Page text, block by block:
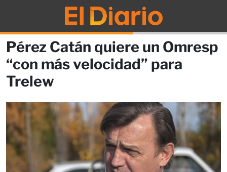
Pérez Catán quiere un Omresp
“con más velocidad” para
Trelew